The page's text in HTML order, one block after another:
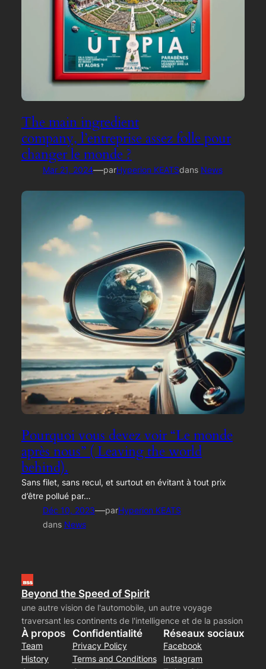
The main ingredient
company, l’entreprise assez folle pour
changer le monde ?
Mar 21, 2024—parHyperion KEATSdans News
Pourquoi vous devez voir “Le monde
après nous” ( Leaving the world
behind).
Sans filet, sans recul, et surtout en évitant à tout prix
d’être pollué par…
Déc 10, 2023—parHyperion KEATS
dans News
Beyond the Speed of Spirit
une autre vision de l'automobile, un autre voyage
traversant les continents de l'intelligence et de la passion
À propos
Team
History
Confidentialité
Privacy Policy
Terms and Conditions
Réseaux sociaux
Facebook
Instagram